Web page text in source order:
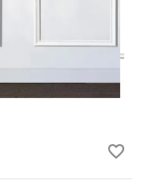
favorite_border